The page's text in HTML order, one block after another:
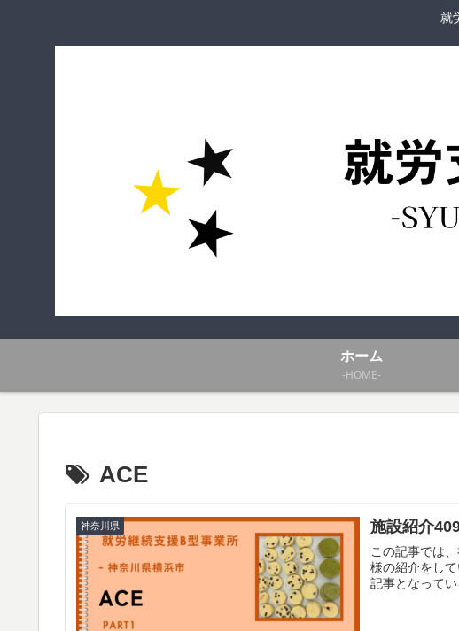
就
ホーム
-HOME-
ACE
神奈川県 施設紹介
この記事では
様の紹介をし
記事となって